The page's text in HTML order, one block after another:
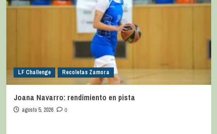
LF Challenge Recoletas Zamora
Joana Navarro: rendimiento en pista
agosto 5, 2026 0